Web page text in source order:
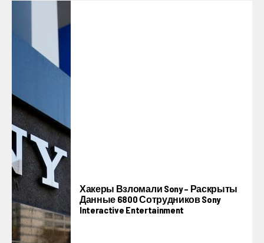
Хакеры Взломали Sony – Раскрыты
Данные 6800 Сотрудников Sony
Interactive Entertainment